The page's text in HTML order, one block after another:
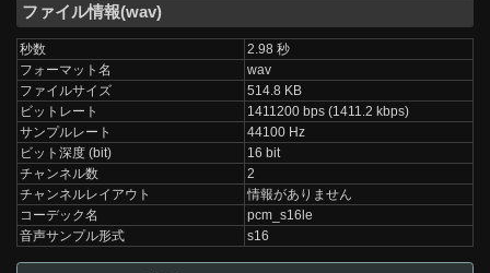
ファイル情報(wav)
秒数
2.98 秒
フォーマット名
wav
ファイルサイズ
514.8 KB
ビットレート
1411200 bps (1411.2 kbps)
サンプルレート
44100 Hz
ビット深度 (bit)
16 bit
チャンネル数
2
チャンネルレイアウト
情報がありません
コーデック名
pcm_s16le
音声サンプル形式
s16